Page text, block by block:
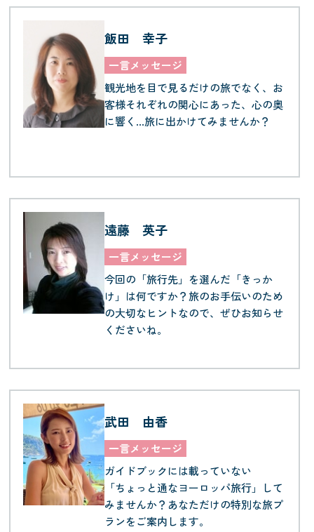
飯田 幸子
一言メッセージ
観光地を目で見るだけの旅でなく、お
客様それぞれの関心にあった、心の奥
に響く…旅に出かけてみませんか？
遠藤 英子
一言メッセージ
今回の「旅行先」を選んだ「きっか
け」は何ですか？旅のお手伝いのため
の大切なヒントなので、ぜひお知らせ
くださいね。
武田 由香
一言メッセージ
ガイドブックには載っていない
「ちょっと通なヨーロッパ旅行」して
みませんか？あなただけの特別な旅プ
ランをご案内します。